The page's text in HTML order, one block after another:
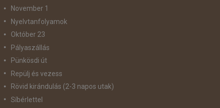
November 1
Nyelvtanfolyamok
Október 23
Pályaszállás
Pünkösdi út
Repülj és vezess
Rövid kirándulás (2-3 napos utak)
Síbérlettel